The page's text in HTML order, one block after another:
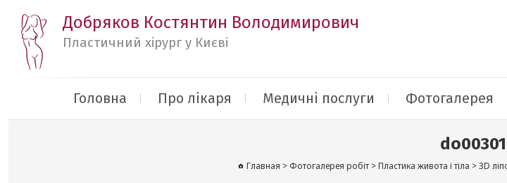
Добряков Костянтин Володимирович
Пластичний хірург у Києві
Головна Про лікаря Медичні послуги Фотогалерея
do00301
Главная > Фотогалерея робіт>Пластика живота і тіла >3D